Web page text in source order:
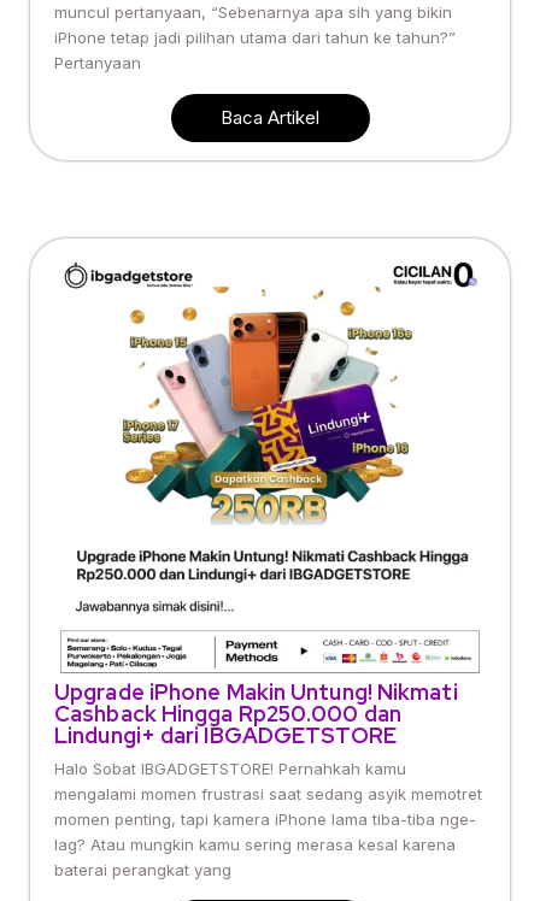
muncul pertanyaan, “Sebenarnya apa sih yang bikin
iPhone tetap jadi pilihan utama dari tahun ke tahun?”
Pertanyaan
Baca Artikel
Upgrade iPhone Makin Untung! Nikmati
Cashback Hingga Rp250.000 dan
Lindungi+ dari IBGADGETSTORE
Halo Sobat IBGADGETSTORE! Pernahkah kamu
mengalami momen frustrasi saat sedang asyik memotret
momen penting, tapi kamera iPhone lama tiba-tiba nge-
lag? Atau mungkin kamu sering merasa kesal karena
baterai perangkat yang